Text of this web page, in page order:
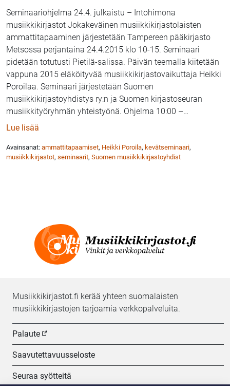
Seminaariohjelma 24.4. julkaistu – Intohimona
musiikkikirjastot Jokakeväinen musiikkikirjastolaisten
ammattitapaaminen järjestetään Tampereen pääkirjasto
Metsossa perjantaina 24.4.2015 klo 10-15. Seminaari
pidetään totutusti Pietilä-salissa. Päivän teemalla kiitetään
vappuna 2015 eläköityvää musiikkikirjastovaikuttaja Heikki
Poroilaa. Seminaari järjestetään Suomen
musiikkikirjastoyhdistys ry:n ja Suomen kirjastoseuran
musiikkityöryhmän yhteistyönä. Ohjelma 10:00 –…
Lue lisää
Avainsanat: ammattitapaamiset, Heikki Poroila, kevätseminaari,
musiikkikirjastot, seminaarit, Suomen musiikkikirjastoyhdist
Musiikkikirjastot.fi kerää yhteen suomalaisten
musiikkikirjastojen tarjoamia verkkopalveluita.
Palaute
Saavutettavuusseloste
Seuraa syötteitä